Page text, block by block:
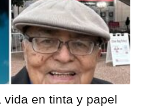
en tinta y papel